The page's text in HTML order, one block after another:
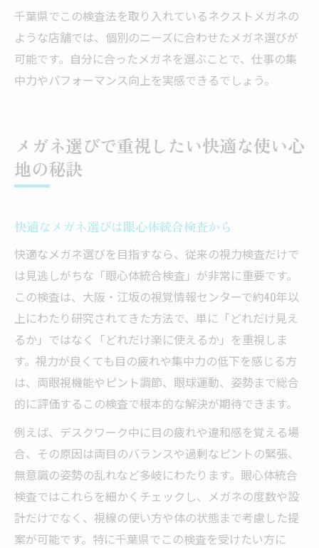
千葉県でこの検査法を取り入れているネクストメガネの
ような店舗では、個別のニーズに合わせたメガネ選びが
可能です。自分に合ったメガネを選ぶことで、仕事の集
中力やパフォーマンス向上を実感できるでしょう。
メガネ選びで重視したい快適な使い心
地の秘訣
快適なメガネ選びは眼心体統合検査から
快適なメガネ選びを目指すなら、従来の視力検査だけで
は見逃しがちな「眼心体統合検査」が非常に重要です。
この検査は、大阪・江坂の視覚情報センターで約40年以
上にわたり研究されてきた方法で、単に「どれだけ見え
るか」ではなく「どれだけ楽に使えるか」を重視しま
す。視力が良くても目の疲れや集中力の低下を感じる方
は、両眼視機能やピント調節、眼球運動、姿勢まで総合
的に評価するこの検査で根本的な解決が期待できます。
例えば、デスクワーク中に目の疲れや違和感を覚える場
合、その原因は両目のバランスや過剰なピントの緊張、
無意識の姿勢の乱れなど多岐にわたります。眼心体統合
検査ではこれらを細かくチェックし、メガネの度数や設
計だけでなく、視線の使い方や体の状態まで考慮した提
案が可能です。特に千葉県でこの検査を受けたい方に